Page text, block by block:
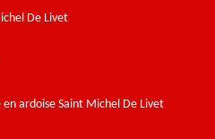
De Livet
ardoise Saint Michel De Livet